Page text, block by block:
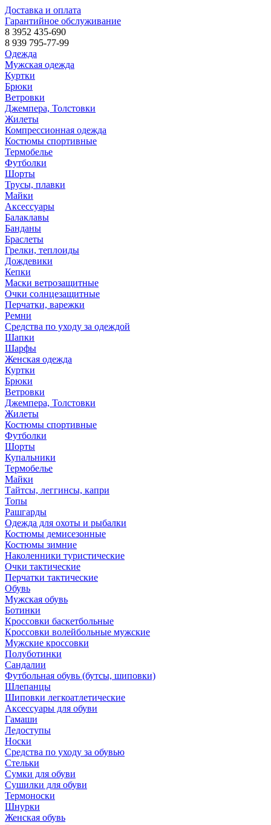
Доставка и оплата
Гарантийное обслуживание
8 3952 435-690
8 939 795-77-99
Одежда
Мужская одежда
Куртки
Брюки
Ветровки
Джемпера, Толстовки
Жилеты
Компрессионная одежда
Костюмы спортивные
Термобелье
Футболки
Шорты
Трусы, плавки
Майки
Аксессуары
Балаклавы
Банданы
Браслеты
Грелки, теплоиды
Дождевики
Кепки
Маски ветрозащитные
Очки солнцезащитные
Перчатки, варежки
Ремни
Средства по уходу за одеждой
Шапки
Шарфы
Женская одежда
Куртки
Брюки
Ветровки
Джемпера, Толстовки
Жилеты
Костюмы спортивные
Футболки
Шорты
Купальники
Термобелье
Майки
Тайтсы, леггинсы, капри
Топы
Рашгарды
Одежда для охоты и рыбалки
Костюмы демисезонные
Костюмы зимние
Наколенники туристические
Очки тактические
Перчатки тактические
Обувь
Мужская обувь
Ботинки
Кроссовки баскетбольные
Кроссовки волейбольные мужские
Мужские кроссовки
Полуботинки
Сандалии
Футбольная обувь (бутсы, шиповки)
Шлепанцы
Шиповки легкоатлетические
Аксессуары для обуви
Гамаши
Ледоступы
Носки
Средства по уходу за обувью
Стельки
Сумки для обуви
Сушилки для обуви
Термоноски
Шнурки
Женская обувь